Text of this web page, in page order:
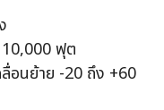
10,000 ฟุต
อนย้าย -20 ถึง +60